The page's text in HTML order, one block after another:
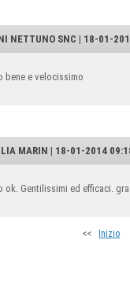
NETTUNO SNC | 18-01-
bene e velocissimo
MARIN | 18-01-2014
ok. Gentilissimi ed efficaci.
<< Inizio